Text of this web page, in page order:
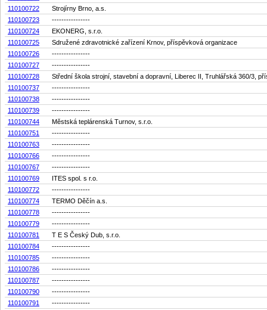
110100722
Strojírny Brno, a.s.
110100723
----------------
110100724
EKONERG, s.r.o.
110100725
Sdružené zdravotnické zařízení Krnov, příspěvková organizace
110100726
----------------
110100727
----------------
110100728
Střední škola strojní, stavební a dopravní, Liberec II, Truhlářská 360/3,
110100737
----------------
110100738
----------------
110100739
----------------
110100744
Městská teplárenská Turnov, s.r.o.
110100751
----------------
110100763
----------------
110100766
----------------
110100767
----------------
110100769
ITES spol. s r.o.
110100772
----------------
110100774
TERMO Děčín a.s.
110100778
----------------
110100779
----------------
110100781
T E S Český Dub, s.r.o.
110100784
----------------
110100785
----------------
110100786
----------------
110100787
----------------
110100790
----------------
110100791
----------------